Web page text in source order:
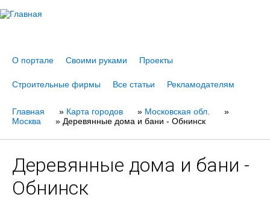
О портале Своими руками Проекты
Строительные фирмы Все статьи Рекламодателям
Вы
Главная » Карта городов » Московская обл.
»
Москва
» Деревянные дома и бани - Обнинск
Деревянные дома и бани -
Обнинск